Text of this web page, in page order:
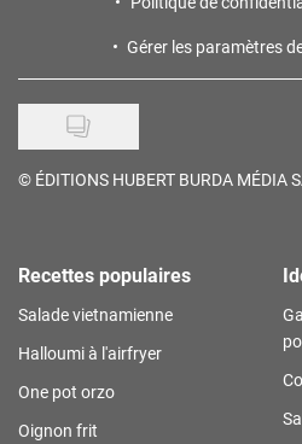
Gérer les paramètres
© ÉDITIONS HUBERT BURDA MÉDIA
Recettes populaires
Salade vietnamienne
Halloumi à l'airfryer
One pot orzo
Oignon frit